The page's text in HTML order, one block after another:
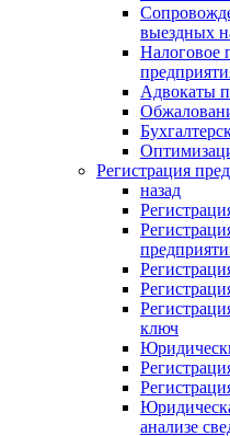
выездных
Налоговое
Адвокаты
Регистрация
назад
ключ
анализе